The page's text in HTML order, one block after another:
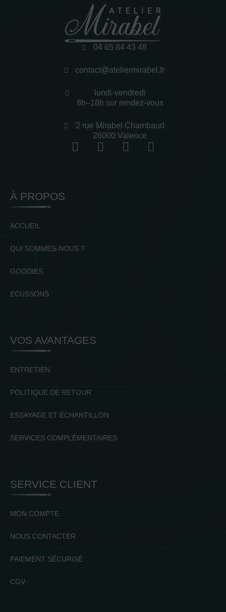
04 65 84 43 48
contact@ateliermirabel.fr
lundi-vendredi
8h–18h sur rendez-vous
2 rue Mirabel Chambaud
26000 Valence
À PROPOS
ACCUEIL
QUI SOMMES-NOUS ?
GOODIES
ECUSSONS
VOS AVANTAGES
ENTRETIEN
POLITIQUE DE RETOUR
ESSAYAGE ET ÉCHANTILLON
SERVICES COMPLÉMENTAIRES
SERVICE CLIENT
MON COMPTE
NOUS CONTACTER
PAIEMENT SÉCURISÉ
CGV